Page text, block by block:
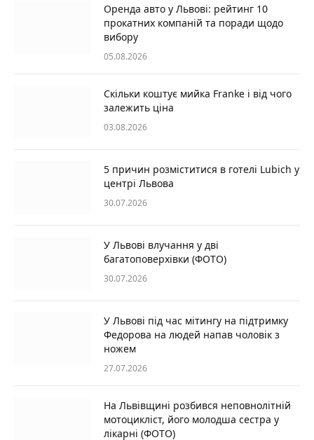
Оренда авто у Львові: рейтинг 10
прокатних компаній та поради щодо
вибору
05.08.2026
Скільки коштує мийка Franke і від чого
залежить ціна
03.08.2026
5 причин розміститися в готелі Lubich у
центрі Львова
30.07.2026
У Львові влучання у дві
багатоповерхівки (ФОТО)
30.07.2026
У Львові під час мітингу на підтримку
Федорова на людей напав чоловік з
ножем
27.07.2026
На Львівщині розбився неповнолітній
мотоцикліст, його молодша сестра у
лікарні (ФОТО)